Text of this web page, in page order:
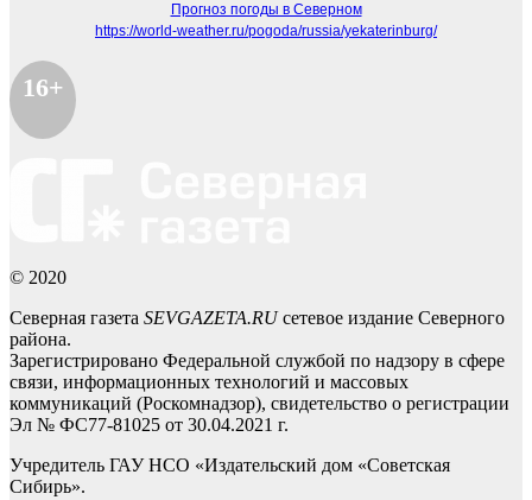
Прогноз погоды в Северном
https://world-weather.ru/pogoda/russia/yekaterinburg/
16+
© 2020
Северная газета SEVGAZETA.RUсетевое издание Северного
района.
Зарегистрировано Федеральной службой по надзору в сфере
связи, информационных технологий и массовых
коммуникаций (Роскомнадзор), свидетельство о регистрации
Эл № ФС77-81025 от 30.04.2021 г.
Учредитель ГАУ НСО «Издательский дом «Советская
Сибирь».